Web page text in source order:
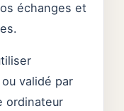
échanges et
validé par
ordinateur